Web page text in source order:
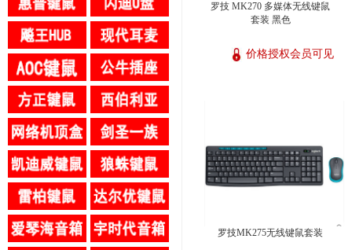
罗技 MK270 多媒体无线键鼠
套装 黑色
价格授权会员可见
罗技MK275无线键鼠套装